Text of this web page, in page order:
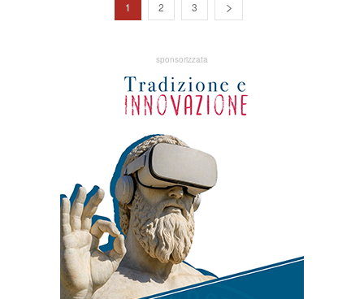
1 2 3
sponsorizzata